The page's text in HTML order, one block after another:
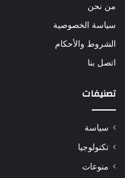
من نحن
سياسة الخصوصية
الشروط والأحكام
اتصل بنا
تصنيفات
سياسة
تكنولوجيا
منوعات